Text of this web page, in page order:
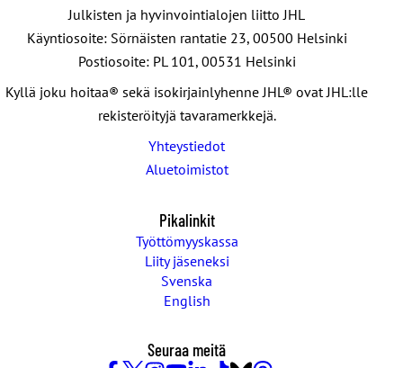
Julkisten ja hyvinvointialojen liitto JHL
Käyntiosoite: Sörnäisten rantatie 23, 00500 Helsinki
Postiosoite: PL 101, 00531 Helsinki
Kyllä joku hoitaa® sekä isokirjainlyhenne JHL® ovat JHL:lle
rekisteröityjä tavaramerkkejä.
Yhteystiedot
Aluetoimistot
Pikalinkit
Työttömyyskassa
Liity jäseneksi
Svenska
English
Seuraa meitä